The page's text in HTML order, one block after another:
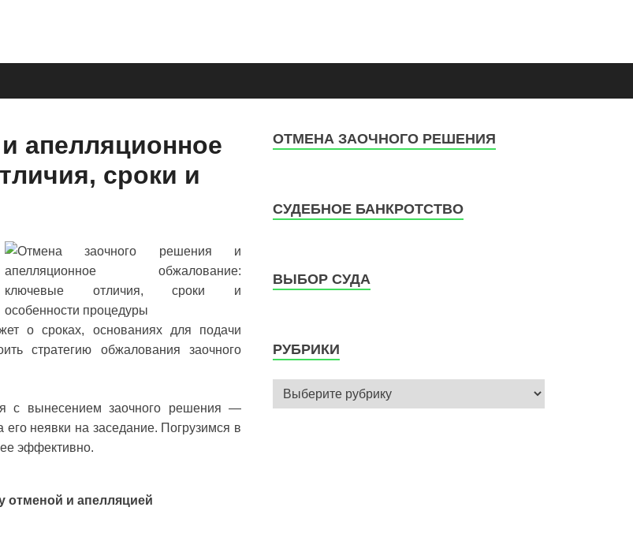
юриста Шлыкова
апелляционное
сроки и
о сроках, основаниях для подачи
стратегию обжалования заочного
с вынесением заочного решения —
его неявки на заседание. Погрузимся в
эффективно.
отменой и апелляцией
ОТМЕНА ЗАОЧНОГО РЕШЕНИЯ
СУДЕБНОЕ БАНКРОТСТВО
ВЫБОР СУДА
РУБРИКИ